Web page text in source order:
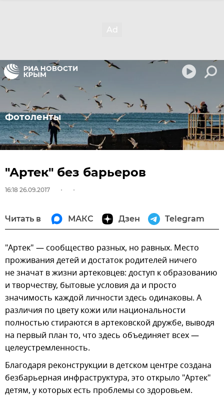
Фотоленты
"Артек" без барьеров
16:18 26.09.2017
Читать в МАКС Дзен Telegram
"Артек" — сообщество разных, но равных. Место
проживания детей и достаток родителей ничего
не значат в жизни артековцев: доступ к образованию
и творчеству, бытовые условия да и просто
значимость каждой личности здесь одинаковы. А
различия по цвету кожи или национальности
полностью стираются в артековской дружбе, выводя
на первый план то, что здесь объединяет всех —
целеустремленность.
Благодаря реконструкции в детском центре создана
безбарьерная инфраструктура, это открыло "Артек"
детям, у которых есть проблемы со здоровьем.